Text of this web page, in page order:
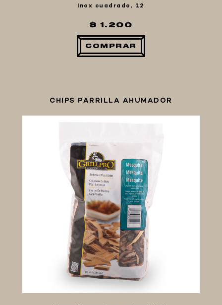
FIVE STAR U.S.A
HORNOS PORTÁTILES PIZZA
NAPOLETANA
MASA MADRE
HARINAS ITALIANAS
HARINAS ARGENTINAS
CAFETERAS Y AFINES
BARBACOAS
KAMADOS
Inox cuadrado, 12
$ 1.200
COMPRAR
CHIPS PARRILLA AHUMADOR